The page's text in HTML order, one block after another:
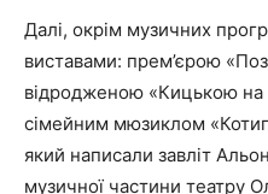
Далі, окрім музичних
виставами: прем’єрою
відродженою «Кицькою на
сімейним мюзиклом
який написали завліт
музичної частини театру